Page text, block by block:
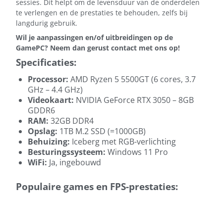
sessies. Dit helpt om de levensduur van de onderdelen
te verlengen en de prestaties te behouden, zelfs bij
langdurig gebruik.
Wil je aanpassingen en/of uitbreidingen op de
GamePC? Neem dan gerust contact met ons op!
Specificaties:
Processor: AMD Ryzen 5 5500GT (6 cores, 3.7
GHz – 4.4 GHz)
Videokaart: NVIDIA GeForce RTX 3050 – 8GB
GDDR6
RAM: 32GB DDR4
Opslag: 1TB M.2 SSD (=1000GB)
Behuizing: Iceberg met RGB-verlichting
Besturingssysteem: Windows 11 Pro
WiFi: Ja, ingebouwd
Populaire games en FPS-prestaties: